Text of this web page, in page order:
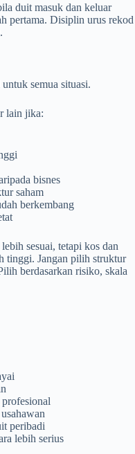
duit masuk dan keluar
pertama. Disiplin urus rekod
semua situasi.
lain jika:
bisnes
saham
berkembang
sesuai, tetapi kos dan
tinggi. Jangan pilih struktur
berdasarkan risiko, skala
peribadi
lebih serius